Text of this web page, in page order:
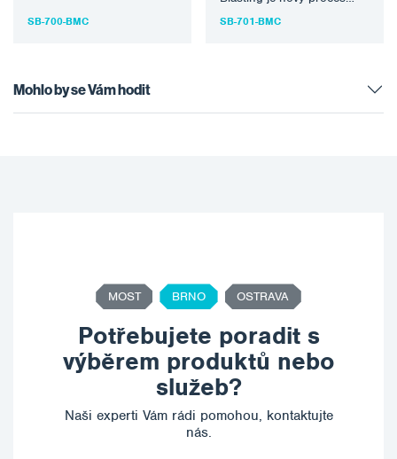
rotační štětinový nástroj k
SB-700-BMC
který využívá speciálně
SB-701-BMC
Mohlo by se Vám hodit
MOST BRNO OSTRAVA
Potřebujete poradit s
výběrem produktů nebo
služeb?
Naši experti Vám rádi pomohou, kontaktujte
nás.